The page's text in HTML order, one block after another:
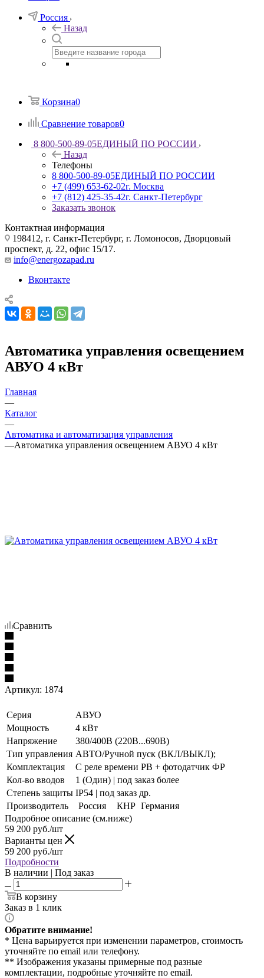
Россия
Назад
Корзина0
Сравнение товаров0
8 800-500-89-05ЕДИНЫЙ ПО РОССИИ
Назад
Телефоны
8 800-500-89-05ЕДИНЫЙ ПО РОССИИ
+7 (499) 653-62-02г. Москва
+7 (812) 425-35-42г. Санкт-Петербург
Заказать звонок
Контактная информация
198412, г. Санкт-Петербург, г. Ломоносов, Дворцовый
проспект, д. 22, офис 15/17.
info@energozapad.ru
Вконтакте
Автоматика управления освещением
АВУО 4 кВт
Главная
—
Каталог
—
Автоматика и автоматизация управления
—Автоматика управления освещением АВУО 4 кВт
Сравнить
Артикул: 1874
Серия
АВУО
Мощность
4 кВт
Напряжение
380/400В (220В...690В)
Тип управления АВТО/Ручной пуск (ВКЛ/ВЫКЛ);
Комплектация
С реле времени РВ + фотодатчик ФР
Кол-во вводов
1 (Один) | под заказ более
Степень защиты IP54 | под заказ др.
Производитель
Россия КНР Германия
Подробное описание (см.ниже)
59 200 руб./шт
Варианты цен
59 200 руб./шт
Подробности
В наличии | Под заказ
В корзину
Заказ в 1 клик
Обратите внимание!
* Цена варьируется при изменении параметров, стоимость
уточняйте по email или телефону.
** Изображения указаны примерные под разные
комплектации, подробные уточняйте по email.